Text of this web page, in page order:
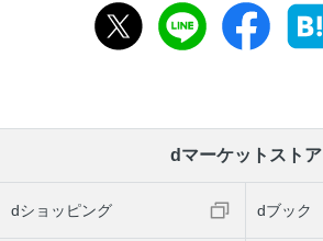
dマーケットストア
dショッピング dブック